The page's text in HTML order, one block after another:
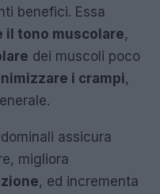
benefici. Essa
il tono muscolare,
dei muscoli poco
i crampi,
assicura
migliora
, ed incrementa